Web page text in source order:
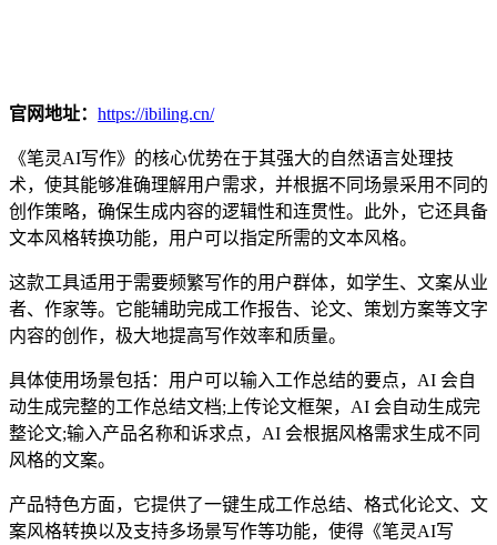
官网地址： https://ibiling.cn/
《笔灵AI写作》的核心优势在于其强大的自然语言处理技
术，使其能够准确理解用户需求，并根据不同场景采用不同的
创作策略，确保生成内容的逻辑性和连贯性。此外，它还具备
文本风格转换功能，用户可以指定所需的文本风格。
这款工具适用于需要频繁写作的用户群体，如学生、文案从业
者、作家等。它能辅助完成工作报告、论文、策划方案等文字
内容的创作，极大地提高写作效率和质量。
具体使用场景包括：用户可以输入工作总结的要点，AI 会自
动生成完整的工作总结文档;上传论文框架，AI 会自动生成完
整论文;输入产品名称和诉求点，AI 会根据风格需求生成不同
风格的文案。
产品特色方面，它提供了一键生成工作总结、格式化论文、文
案风格转换以及支持多场景写作等功能，使得《笔灵AI写